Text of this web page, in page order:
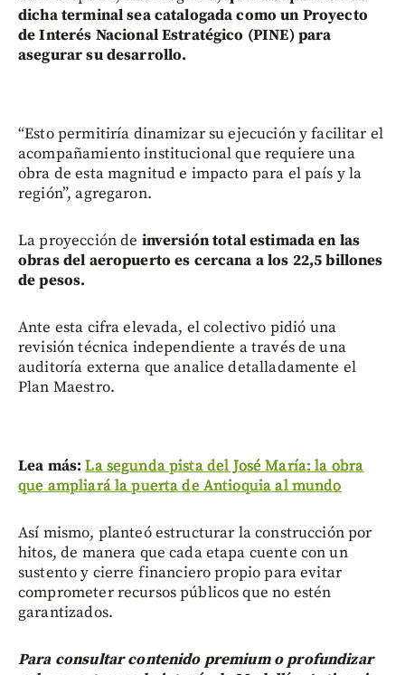
dicha terminal sea catalogada como un Proyecto
de Interés Nacional Estratégico (PINE) para
asegurar su desarrollo.
“Esto permitiría dinamizar su ejecución y facilitar el
acompañamiento institucional que requiere una
obra de esta magnitud e impacto para el país y la
región”, agregaron.
La proyección de inversión total estimada en las
obras del aeropuerto es cercana a los 22,5 billones
de pesos.
Ante esta cifra elevada, el colectivo pidió una
revisión técnica independiente a través de una
auditoría externa que analice detalladamente el
Plan Maestro.
Lea más:La segunda pista del José María: la obra
que ampliará la puerta de Antioquia al mundo
Así mismo, planteó estructurar la construcción por
hitos, de manera que cada etapa cuente con un
sustento y cierre financiero propio para evitar
comprometer recursos públicos que no estén
garantizados.
Para consultar contenido premium o profundizar